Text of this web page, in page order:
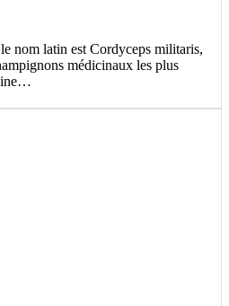
nom latin est Cordyceps militaris,
médicinaux les plus